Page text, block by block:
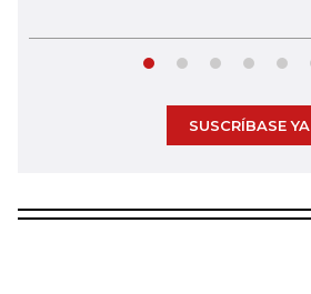
SUSCRÍBASE YA